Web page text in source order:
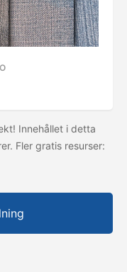
Innehållet i detta
Fler gratis resurser: